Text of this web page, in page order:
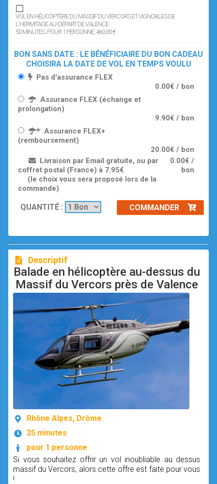
VOL EN HÉLICOPTÈRE DU MASSIF DU VERCORS ET VIGNOBLES DE
L'HERMITAGE AU-DÉPART DE VALENCE
50 MINUTES, POUR 1 PERSONNE, 460.00 €
BON SANS DATE : LE BÉNÉFICIAIRE DU BON CADEAU
CHOISIRA LA DATE DE VOL EN TEMPS VOULU
Pas d'assurance FLEX
0.00€ / bon
Assurance FLEX (échange et
prolongation)
9.90€ / bon
Assurance FLEX+
(remboursement)
20.00€ / bon
Livraison par Email gratuite, ou par
coffret postal (France) à 7.95€
(le choix vous sera proposé lors de la
commande)
0.00€ /
bon
QUANTITÉ : COMMANDER
Descriptif
Balade en hélicoptère au-dessus du
Massif du Vercors près de Valence
Rhône Alpes, Drôme
25 minutes
pour 1 personne
Si vous souhaitez offrir un vol inoubliable au dessus
massif du Vercors, alors cette offre est faite pour vous
!